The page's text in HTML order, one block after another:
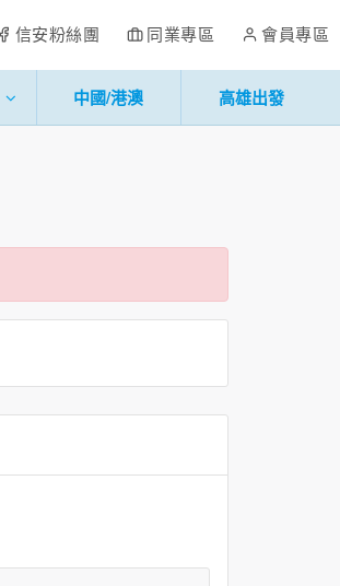
信安粉絲團 同業專區 會員專區
中國/港澳 高雄出發